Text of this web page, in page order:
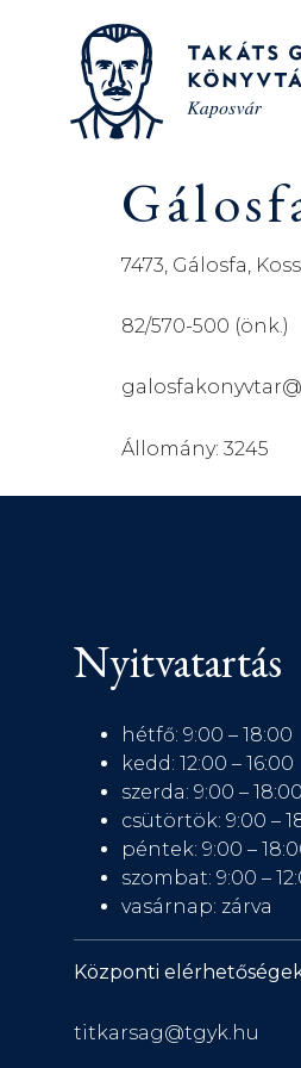
7473, Gálosfa,
82/570-500 (önk.)
Állomány: 3245
Nyitvatartás
hétfő: 9:00 – 18:00
kedd: 12:00 – 16:00
szerda: 9:00 – 18:00
csütörtök: 9:00 –
péntek: 9:00 –
szombat: 9:00 –
vasárnap: zárva
Központi
titkarsag@tgyk.hu